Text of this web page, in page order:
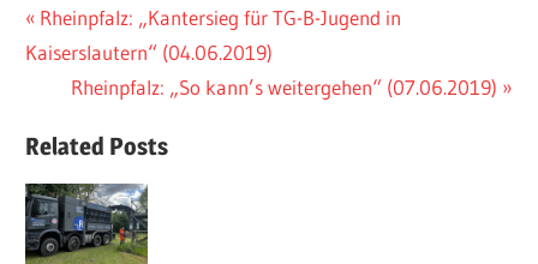
Beitragsnavigation
Vorheriger
Beitrag:
Rheinpfalz: „Kantersieg für TG-B-Jugend in
Kaiserslautern“ (04.06.2019)
Nächster
Rheinpfalz: „So kann’s weitergehen“ (07.06.2019)
Related Posts